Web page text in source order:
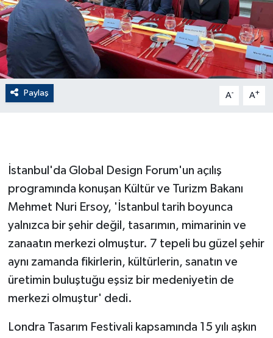
Paylaş A- A+
İstanbul'da Global Design Forum'un açılış
programında konuşan Kültür ve Turizm Bakanı
Mehmet Nuri Ersoy, 'İstanbul tarih boyunca
yalnızca bir şehir değil, tasarımın, mimarinin ve
zanaatın merkezi olmuştur. 7 tepeli bu güzel şehir
aynı zamanda fikirlerin, kültürlerin, sanatın ve
üretimin buluştuğu eşsiz bir medeniyetin de
merkezi olmuştur' dedi.
Londra Tasarım Festivali kapsamında 15 yılı aşkın
Flaş Haber
Gayrimenkul
GENEL
HABERDE İNSAN
İNSAN
İş Dünyası
Kadın
KÜLTÜR SANAT